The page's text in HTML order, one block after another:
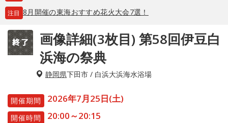
注目 8月開催の東海おすすめ花火大会7選！
画像詳細(3枚目) 第58回伊豆白
浜海の祭典
静岡県下田市 / 白浜大浜海水浴場
開催期間 2026年7月25日(土)
開催時間 20:00～20:15